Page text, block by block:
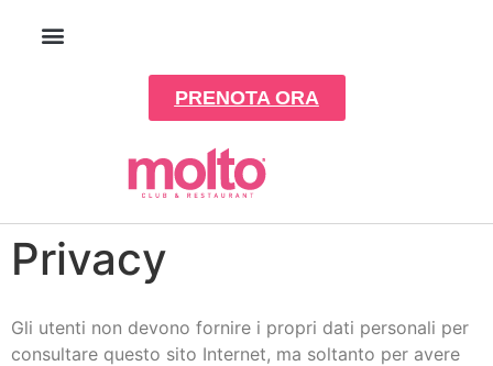
PRENOTA ORA
Privacy
Gli utenti non devono fornire i propri dati personali per
consultare questo sito Internet, ma soltanto per avere